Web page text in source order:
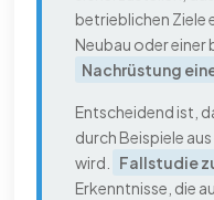
betrieblichen Ziele
Neubau oder einer
Nachrüstung
Entscheidend ist,
durch Beispiele
wird.
Fallstudie
Erkenntnisse, die